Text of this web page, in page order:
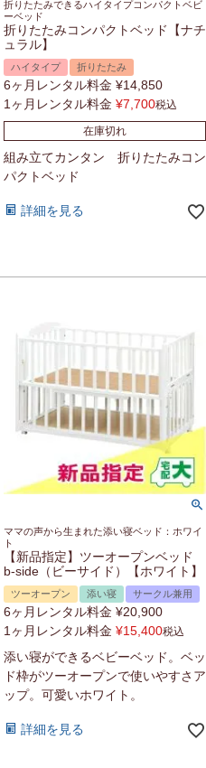
折りたたみできるハイタイプコンパクトベビ
ーベッド
折りたたみコンパクトベッド【ナチ
ュラル】
ハイタイプ 折りたたみ
6ヶ月レンタル料金 ¥14,850
1ヶ月レンタル料金 ¥7,700税込
在庫切れ
組み立てカンタン 折りたたみコン
パクトベッド
詳細を見る
ママの声から生まれた添い寝ベッド：ホワイ
ト
【新品指定】ツーオープンベッド
b-side（ビーサイド）【ホワイト】
ツーオープン 添い寝 サークル兼用
6ヶ月レンタル料金 ¥20,900
1ヶ月レンタル料金 ¥15,400税込
添い寝ができるベビーベッド。ベッ
ド枠がツーオープンで使いやすさア
ップ。可愛いホワイト。
詳細を見る